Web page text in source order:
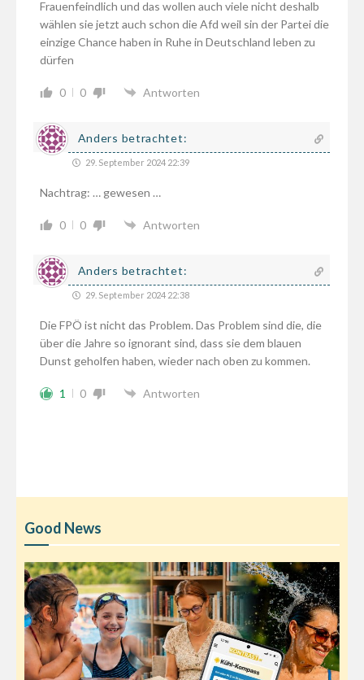
Frauenfeindlich und das wollen auch viele nicht deshalb
wählen sie jetzt auch schon die Afd weil sin der Partei die
einzige Chance haben in Ruhe in Deutschland leben zu
dürfen
0 0 Antworten
Anders betrachtet:
29. September 2024 22:39
Nachtrag: … gewesen …
0 0 Antworten
Anders betrachtet:
29. September 2024 22:38
Die FPÖ ist nicht das Problem. Das Problem sind die, die
über die Jahre so ignorant sind, dass sie dem blauen
Dunst geholfen haben, wieder nach oben zu kommen.
1 0 Antworten
Good News